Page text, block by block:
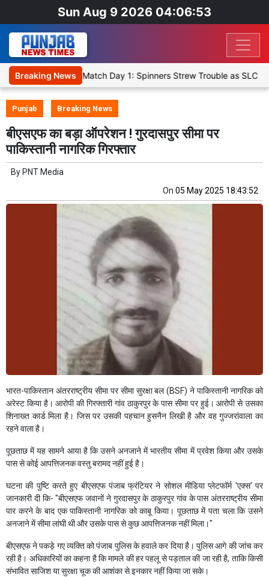
Sun Aug 9 2026 04:06:53
Breaking News
XI, Warm-Up Match Day 1: Spinners Strew Trouble as SLC XI
Punjab Breaking News
बीएसएफ का बड़ा ऑपरेशन ! गुरदासपुर सीमा पर
पाकिस्तानी नागरिक गिरफ्तार
By PNT Media
On 05 May 2025 18:43:52
भारत-पाकिस्तान अंतरराष्ट्रीय सीमा पर सीमा सुरक्षा बल (BSF) ने पाकिस्तानी नागरिक को
अरेस्ट किया है। आरोपी की गिरफ्तारी गांव ठाकुरपुर के पास सीमा पर हुई। आरोपी से उसका
शिनाख्त कार्ड मिला है। जिस पर उसकी पहचान हुसनैन लिखी है और वह गुज्जरांवाला का
रहने वाला है।
पूछताछ में यह सामने आया है कि उसने अनजाने में भारतीय सीमा में प्रवेश किया और उसके
पास से कोई आपत्तिजनक वस्तु बरामद नहीं हुई है।
घटना की पुष्टि करते हुए बीएसएफ पंजाब फ्रंटियर ने सोशल मीडिया प्लेटफॉर्म 'एक्स' पर
जानकारी दी कि- "बीएसएफ जवानों ने गुरदासपुर के ठाकुरपुर गांव के पास अंतरराष्ट्रीय सीमा
पार करने के बाद एक पाकिस्तानी नागरिक को काबू किया। पूछताछ में पता चला कि उसने
अनजाने में सीमा लांघी थी और उसके पास से कुछ आपत्तिजनक नहीं मिला।"
बीएसएफ ने पकड़े गए व्यक्ति को पंजाब पुलिस के हवाले कर दिया है। पुलिस आगे की जांच कर
रही है। अधिकारियों का कहना है कि मामले की हर पहलू से पड़ताल की जा रही है, ताकि किसी
संभावित साजिश या सुरक्षा चूक की आशंका से इनकार नहीं किया जा सके।